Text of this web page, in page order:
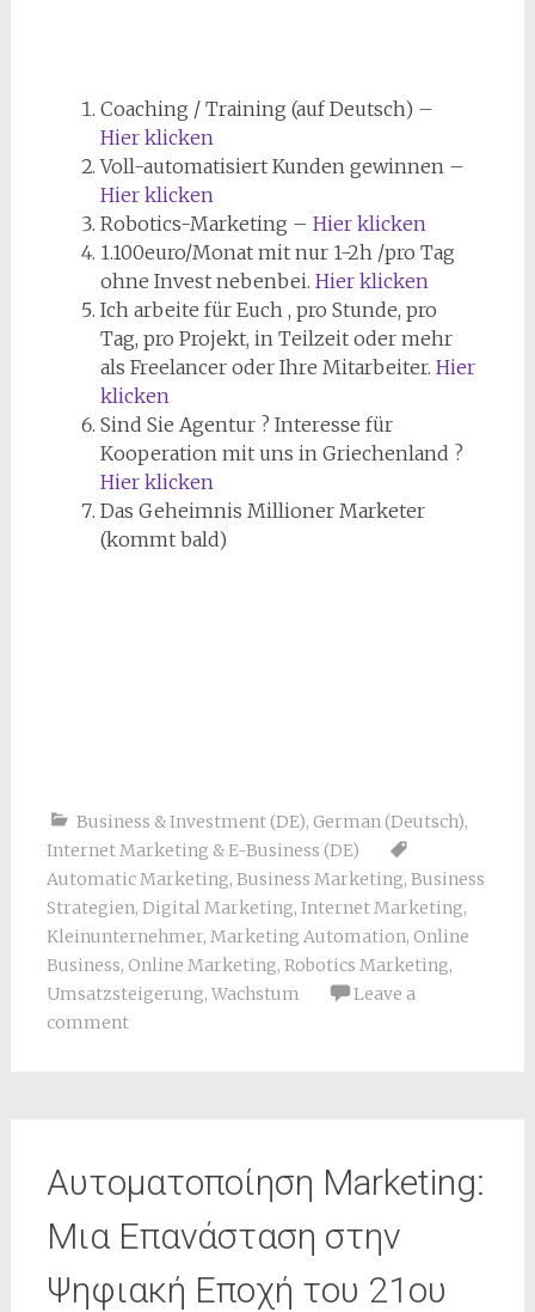
Coaching / Training (auf Deutsch) –
Hier klicken
Voll-automatisiert Kunden gewinnen –
Hier klicken
Robotics-Marketing – Hier klicken
1.100euro/Monat mit nur 1-2h /pro Tag
ohne Invest nebenbei. Hier klicken
Ich arbeite für Euch , pro Stunde, pro
Tag, pro Projekt, in Teilzeit oder mehr
als Freelancer oder Ihre Mitarbeiter. Hier
klicken
Sind Sie Agentur ? Interesse für
Kooperation mit uns in Griechenland ?
Hier klicken
Das Geheimnis Millioner Marketer
(kommt bald)
Business & Investment (DE), German (Deutsch),
Internet Marketing & E-Business (DE)
Automatic Marketing, Business Marketing, Business
Strategien, Digital Marketing, Internet Marketing,
Kleinunternehmer, Marketing Automation, Online
Business, Online Marketing, Robotics Marketing,
Umsatzsteigerung, Wachstum
Leave a
comment
Αυτοματοποίηση Marketing:
Μια Επανάσταση στην
Ψηφιακή Εποχή του 21ου